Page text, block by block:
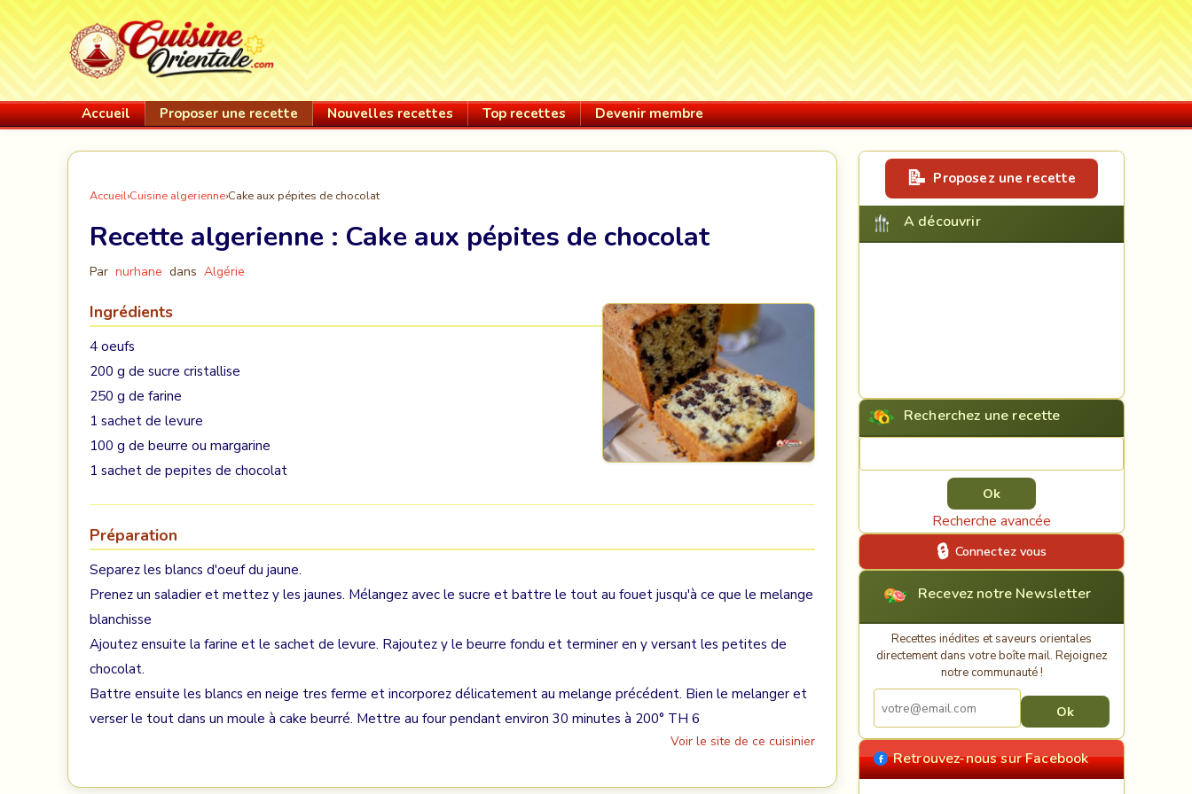
Accueil Proposer une recette Nouvelles recettes Top recettes Devenir membre
Accueil›Cuisine algerienne›Cake aux pépites de chocolat
Recette algerienne : Cake aux pépites de chocolat
Par nurhane dans Algérie
Ingrédients
4 oeufs
200 g de sucre cristallise
250 g de farine
1 sachet de levure
100 g de beurre ou margarine
1 sachet de pepites de chocolat
Préparation
Separez les blancs d'oeuf du jaune.
Prenez un saladier et mettez y les jaunes. Mélangez avec le sucre et battre le tout au fouet jusqu'à ce que le melange
blanchisse
Ajoutez ensuite la farine et le sachet de levure. Rajoutez y le beurre fondu et terminer en y versant les petites de
chocolat.
Battre ensuite les blancs en neige tres ferme et incorporez délicatement au melange précédent. Bien le melanger et
verser le tout dans un moule à cake beurré. Mettre au four pendant environ 30 minutes à 200° TH 6
Voir le site de ce cuisinier
Proposez une recette
A découvrir
Recherchez une recette
Recherche avancée
Connectez vous
Recevez notre Newsletter
Recettes inédites et saveurs orientales
directement dans votre boîte mail. Rejoignez
notre communauté !
Retrouvez-nous sur Facebook